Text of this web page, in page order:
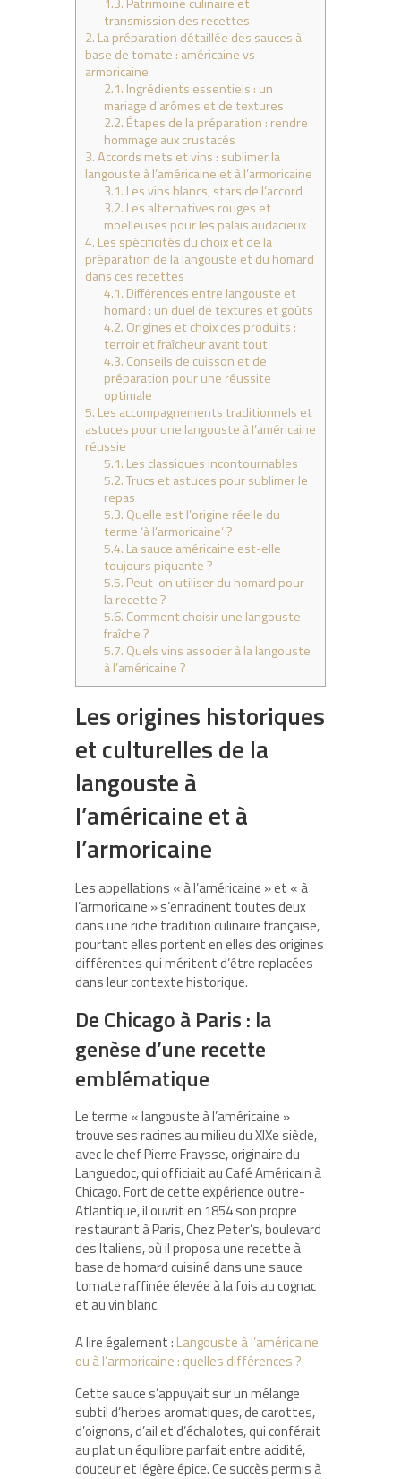
transmission des recettes
2. La préparation détaillée des sauces à
base de tomate : américaine vs
armoricaine
2.1. Ingrédients essentiels : un
mariage d’arômes et de textures
2.2. Étapes de la préparation : rendre
hommage aux crustacés
3.Accords mets et vins : sublimer la
langouste à l’américaine et à l’armoricaine
3.1. Les vins blancs, stars de l’accord
3.2. Les alternatives rouges et
moelleuses pour les palais audacieux
4. Les spécificités du choix et de la
préparation de la langouste et du homard
dans ces recettes
4.1. Différences entre langouste et
homard : un duel de textures et goûts
4.2. Origines et choix des produits :
terroir et fraîcheur avant tout
4.3. Conseils de cuisson et de
préparation pour une réussite
optimale
5. Les accompagnements traditionnels et
astuces pour une langouste à l’américaine
réussie
5.1. Les classiques incontournables
5.2.Trucs et astuces pour sublimer le
repas
5.3. Quelle est l’origine réelle du
terme ‘à l’armoricaine’ ?
5.4. La sauce américaine est-elle
toujours piquante ?
5.5. Peut-on utiliser du homard pour
la recette ?
5.6. Comment choisir une langouste
fraîche ?
5.7. Quels vins associer à la langouste
à l’américaine ?
Les origines historiques
et culturelles de la
langouste à
l’américaine et à
l’armoricaine
Les appellations « à l’américaine » et « à
l’armoricaine » s’enracinent toutes deux
dans une riche tradition culinaire française,
pourtant elles portent en elles des origines
différentes qui méritent d’être replacées
dans leur contexte historique.
De Chicago à Paris : la
genèse d’une recette
emblématique
Le terme « langouste à l’américaine »
trouve ses racines au milieu du XIXe siècle,
avec le chef Pierre Fraysse, originaire du
Languedoc, qui officiait au Café Américain à
Chicago. Fort de cette expérience outre-
Atlantique, il ouvrit en 1854 son propre
restaurant à Paris, Chez Peter’s, boulevard
des Italiens, où il proposa une recette à
base de homard cuisiné dans une sauce
tomate raffinée élevée à la fois au cognac
et au vin blanc.
A lire également : Langouste à l’américaine
ou à l’armoricaine : quelles différences ?
Cette sauce s’appuyait sur un mélange
subtil d’herbes aromatiques, de carottes,
d’oignons, d’ail et d’échalotes, qui conférait
au plat un équilibre parfait entre acidité,
douceur et légère épice. Ce succès permis à